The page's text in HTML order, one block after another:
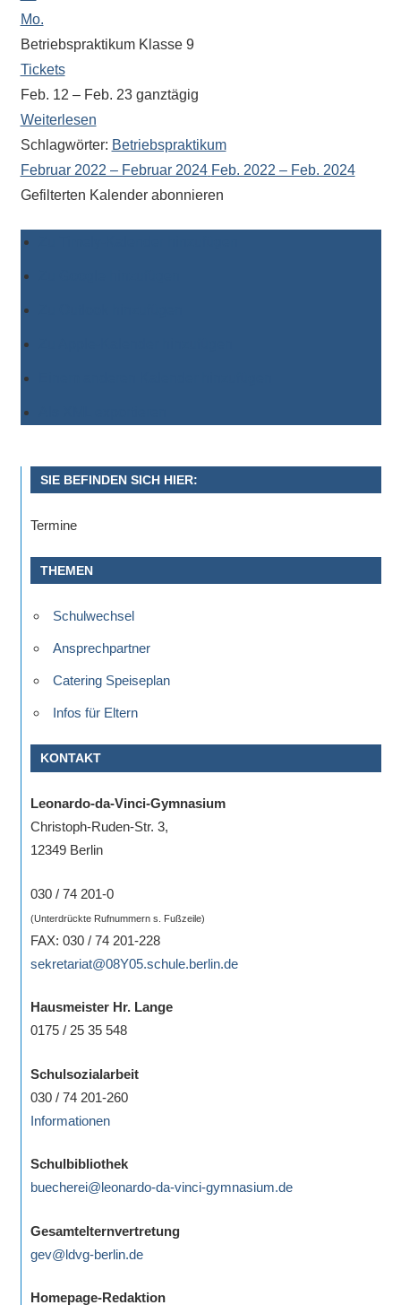
Mo.
Betriebspraktikum Klasse 9
Tickets
Feb. 12 – Feb. 23 ganztägig
Weiterlesen
Schlagwörter: Betriebspraktikum
Februar 2022 – Februar 2024 Feb. 2022 – Feb. 2024
Gefilterten Kalender abonnieren
SIE BEFINDEN SICH HIER:
Termine
THEMEN
Schulwechsel
Ansprechpartner
Catering Speiseplan
Infos für Eltern
KONTAKT
Leonardo-da-Vinci-Gymnasium
Christoph-Ruden-Str. 3,
12349 Berlin
030 / 74 201-0
(Unterdrückte Rufnummern s. Fußzeile)
FAX: 030 / 74 201-228
sekretariat@08Y05.schule.berlin.de
Hausmeister Hr. Lange
0175 / 25 35 548
Schulsozialarbeit
030 / 74 201-260
Informationen
Schulbibliothek
buecherei@leonardo-da-vinci-gymnasium.de
Gesamtelternvertretung
gev@ldvg-berlin.de
Homepage-Redaktion